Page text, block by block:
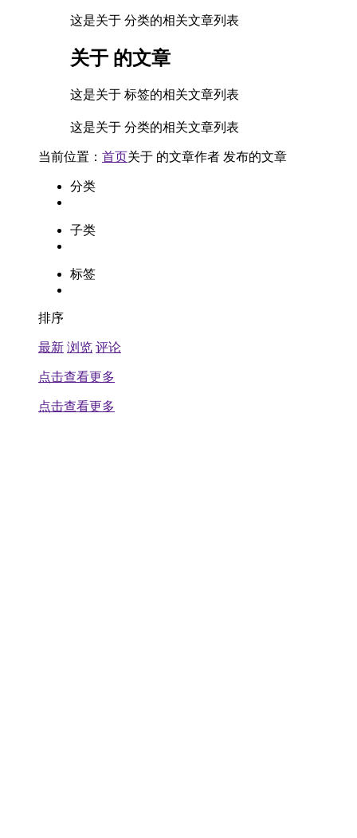
这是关于 分类的相关文章列表
关于 的文章
这是关于 标签的相关文章列表
这是关于 分类的相关文章列表
当前位置： 首页关于 的文章作者 发布的文章
分类
子类
标签
排序
最新 浏览 评论
点击查看更多
点击查看更多